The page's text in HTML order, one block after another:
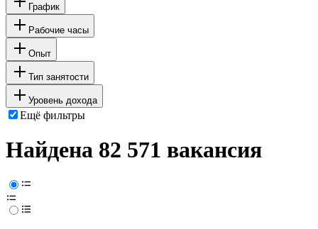
График
Рабочие часы
Опыт
Тип занятости
Уровень дохода
Ещё фильтры
Найдена 82 571 вакансия